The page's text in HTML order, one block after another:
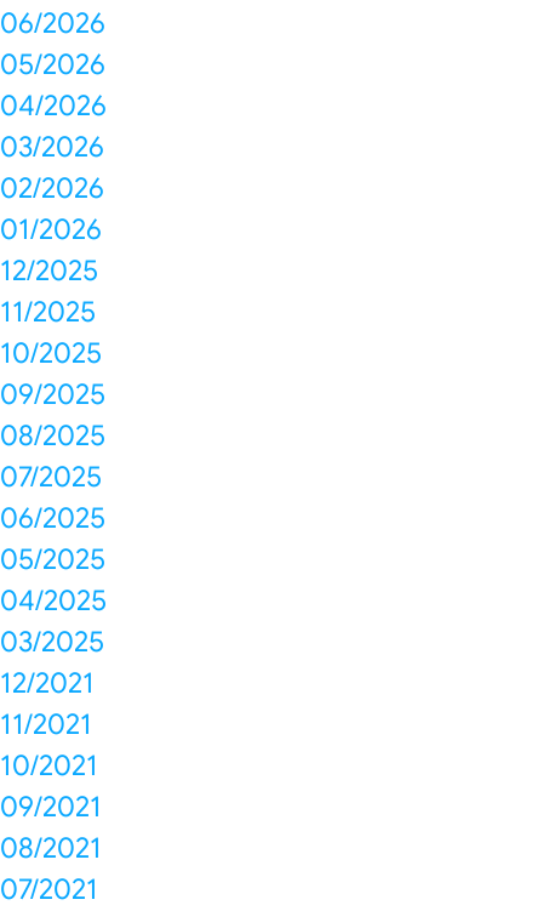
06/2026
05/2026
04/2026
03/2026
02/2026
01/2026
12/2025
11/2025
10/2025
09/2025
08/2025
07/2025
06/2025
05/2025
04/2025
03/2025
12/2021
11/2021
10/2021
09/2021
08/2021
07/2021